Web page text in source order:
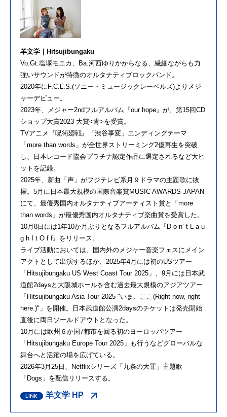
羊文学｜Hitsujibungaku
Vo.Gt.塩塚モエカ、Ba.河西ゆりかからなる、繊細ながらも力
強いサウンドが特徴のオルタナティブロックバンド。
2020年にF.C.L.S.(ソニー・ミュージックレーベルズ)よりメジ
ャーデビュー。
2023年、メジャー2ndフルアルバム『our hope』が、第15回CD
ショップ大賞2023 大賞<青>を受賞。
TVアニメ『呪術廻戦』「渋谷事変」エンディングテーマ
「more than words」が全世界ストリーミング2億再生を突破
し、日本レコード協会プラチナ認定作品に選定されるなど大ヒ
ットを記録。
2025年、新曲「声」がフジテレビ系月９ドラマの主題歌に抜
擢。5月に日本最大規模の国際音楽賞MUSIC AWARDS JAPAN
にて、最優秀国内オルタナティブアーティスト賞と「more
than words」が最優秀国内オルタナティブ楽曲賞を受賞した。
10月8日には1年10か月ぶりとなるフルアルバム『D o n’ t L a u
g h I t O f f』をリリース。
ライブ活動においては、国内外のメジャー音楽フェスにメイン
アクトとして出演するほか、2025年4月には初のUSツアー
「Hitsujibungaku US West Coast Tour 2025」、9月には日本武
道館2daysと大阪城ホールを含む過去最大規模のアジアツアー
「Hitsujibungaku Asia Tour 2025 "いま、ここ(Right now, right
here.)"」を開催。日本武道館公演2daysのチケットは発売開始
直後に両日ソールドアウトとなった。
10月には欧州６か国7都市を回る初のヨーロッパツアー
「Hitsujibungaku Europe Tour 2025」も行うなどグローバルな
舞台へと活躍の場を広げている。
2026年3月25日、Netflixシリーズ「九条の大罪」主題歌
「Dogs」を配信リリースする。
羊文学 HP